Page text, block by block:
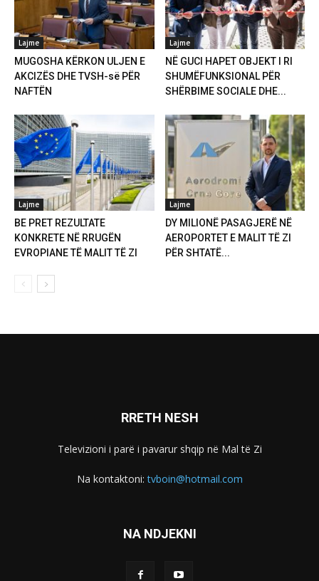
Lajme
MUGOSHA KËRKON ULJEN E
AKCIZËS DHE TVSH-së PËR
NAFTËN
Lajme
NË GUCI HAPET OBJEKT I RI
SHUMËFUNKSIONAL PËR
SHËRBIME SOCIALE DHE...
Lajme
BE PRET REZULTATE
KONKRETE NË RRUGËN
EVROPIANE TË MALIT TË ZI
Lajme
DY MILIONË PASAGJERË NË
AEROPORTET E MALIT TË ZI
PËR SHTATË...
RRETH NESH
Televizioni i parë i pavarur shqip në Mal të Zi
Na kontaktoni:tvboin@hotmail.com
NA NDJEKNI